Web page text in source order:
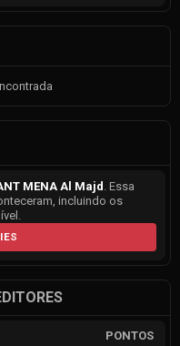
MENA Al Majd . Essa
incluindo os
PONTOS